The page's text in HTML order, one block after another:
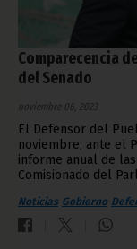
Comparecencia
del Senado
noviembre 06, 2023
El Defensor del
noviembre, ante el
informe anual de
Comisionado del
Noticias Gobierno